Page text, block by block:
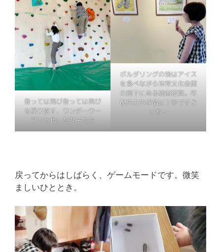
登っては飛び登っては飛び
を繰り返す、ワンダーウー
マンと化した女子たち
ボルダリングの後はアイス
を食べながら体育文化会館
の廊下にある絵画鑑賞。年
配の方の作品は丁寧ですご
いね～
戻ってからはしばらく、ゲームモードです。微笑
ましいひととき。